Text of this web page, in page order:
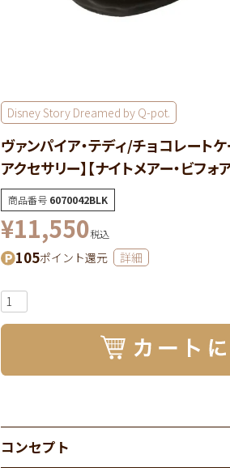
Disney Story Dreamed by Q-pot.
ヴァンパイア・テディ/チョコレート
アクセサリー】【ナイトメアー・ビフォ
商品番号 6070042BLK
¥11,550税込
105ポイント還元 詳細
コンセプト